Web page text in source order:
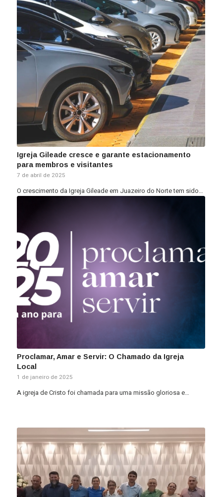
Igreja Gileade cresce e garante estacionamento
para membros e visitantes
7 de abril de 2025
O crescimento da Igreja Gileade em Juazeiro do Norte tem sido…
Proclamar, Amar e Servir: O Chamado da Igreja
Local
1 de janeiro de 2025
A igreja de Cristo foi chamada para uma missão gloriosa e…